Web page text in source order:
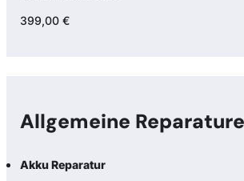
399,00 €
Allgemeine
Akku Reparatur